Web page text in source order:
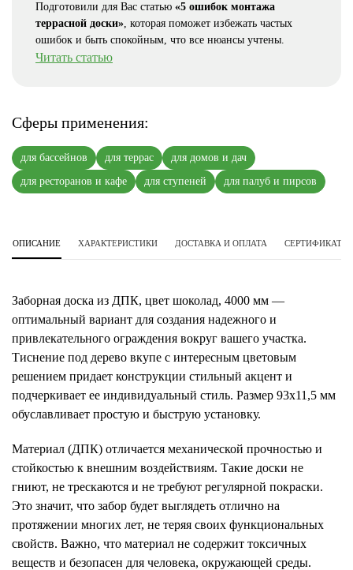
Подготовили для Вас статью «5 ошибок монтажа
террасной доски», которая поможет избежать частых
ошибок и быть спокойным, что все нюансы учтены.
Читать статью
Сферы применения:
для бассейнов для террас
для домов и дач
для ресторанов и кафе
для ступеней для палуб и пирсов
ОПИСАНИЕ ХАРАКТЕРИСТИКИ ДОСТАВКА И ОПЛАТА СЕРТИФИКАТЫ
Заборная доска из ДПК, цвет шоколад, 4000 мм —
оптимальный вариант для создания надежного и
привлекательного ограждения вокруг вашего участка.
Тиснение под дерево вкупе с интересным цветовым
решением придает конструкции стильный акцент и
подчеркивает ее индивидуальный стиль. Размер 93х11,5 мм
обуславливает простую и быструю установку.
Материал (ДПК) отличается механической прочностью и
стойкостью к внешним воздействиям. Такие доски не
гниют, не трескаются и не требуют регулярной покраски.
Это значит, что забор будет выглядеть отлично на
протяжении многих лет, не теряя своих функциональных
свойств. Важно, что материал не содержит токсичных
веществ и безопасен для человека, окружающей среды.